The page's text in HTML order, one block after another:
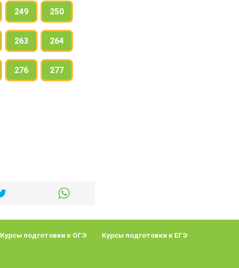
249 250
263 264
276 277
Курсы подготовки к ОГЭ Курсы подготовки к ЕГЭ